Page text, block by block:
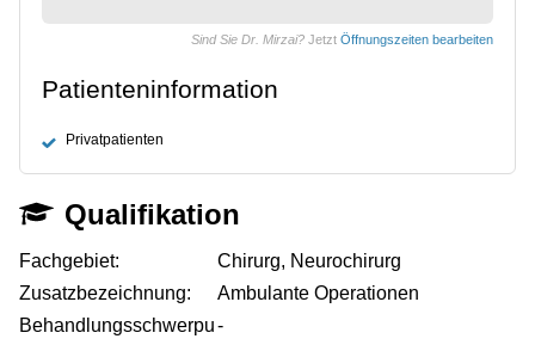
Sind Sie Dr. Mirzai? Jetzt Öffnungszeiten bearbeiten
Patienteninformation
Privatpatienten
Qualifikation
Fachgebiet:
Chirurg, Neurochirurg
Zusatzbezeichnung:
Ambulante Operationen
Behandlungsschwerpu-